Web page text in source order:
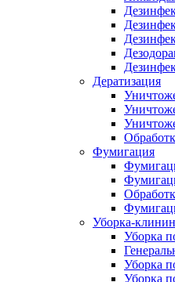
Дератизация
Фумигация
Уборка-
Уборка
Уборка
Уборка